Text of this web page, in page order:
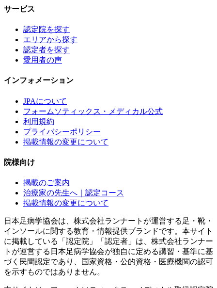
サービス
認定院を探す
エリアから探す
認定者を探す
愛用者の声
インフォメーション
JPAについて
フォームソティックス・メディカル公式
利用規約
プライバシーポリシー
掲載情報の変更について
院様向け
掲載のご案内
治療家の先生へ｜認定コース
掲載情報の変更について
日本足病学協会は、株式会社ランナートが運営する足・靴・
インソールに関する教育・情報提供ブランドです。本サイト
に掲載している「認定院」「認定者」は、株式会社ランナー
トが運営する日本足病学協会が独自に定める講習・基準に基
づく民間認定であり、国家資格・公的資格・医療機関の認可
を示すものではありません。